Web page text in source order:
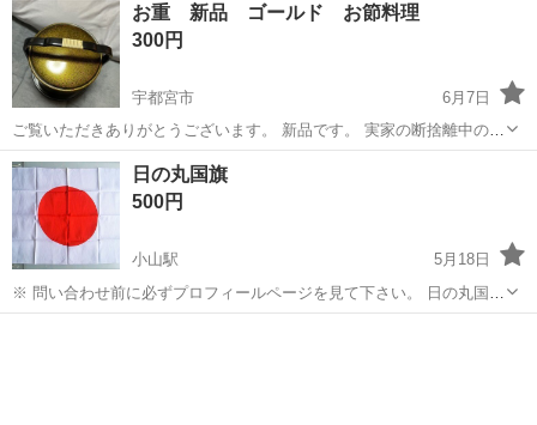
お重 新品 ゴールド お節料理
300円
宇都宮市
6月7日
ご覧いただきありがとうございます。 新品です。 実家の断捨離中のた
め他にも色んな物を出品していますので是非ご覧ください。 お取引場
所は野沢のツルハドラッグでお願いします。 日によってオートバック
ス真岡店でのお取引も可能...
栃木 宇都宮市 年中行事用品
日の丸国旗
500円
小山駅
5月18日
※ 問い合わせ前に必ずプロフィールページを見て下さい。 日の丸国旗
の未使用品ですが長期間保存していたので端の方に若干のシミ(写真